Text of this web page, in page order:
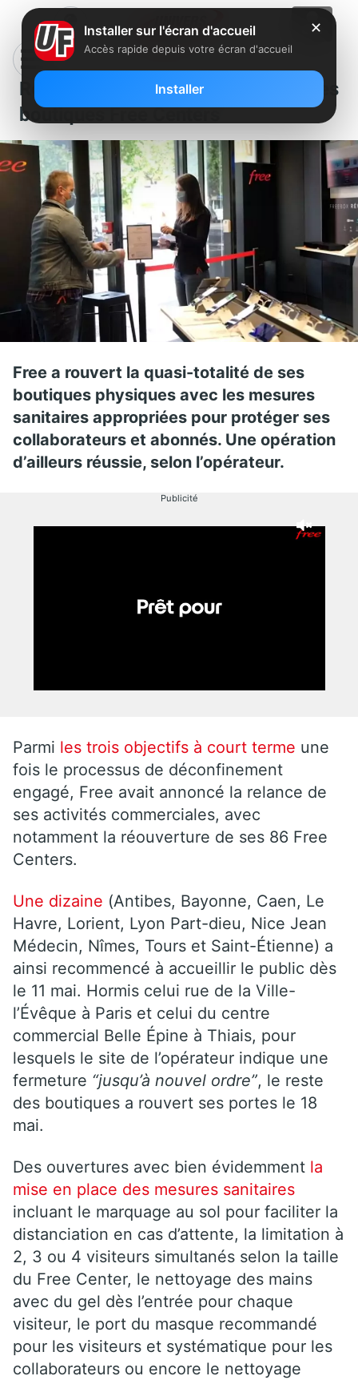
Réouverture réussie pour les
boutiques Free Centers
Free a rouvert la quasi-totalité de ses
boutiques physiques avec les mesures
sanitaires appropriées pour protéger ses
collaborateurs et abonnés. Une opération
d’ailleurs réussie, selon l’opérateur.
Publicité
Parmi les trois objectifs à court terme une
fois le processus de déconfinement
engagé, Free avait annoncé la relance de
ses activités commerciales, avec
notamment la réouverture de ses 86 Free
Centers.
Une dizaine (Antibes, Bayonne, Caen, Le
Havre, Lorient, Lyon Part-dieu, Nice Jean
Médecin, Nîmes, Tours et Saint-Étienne) a
ainsi recommencé à accueillir le public dès
le 11 mai. Hormis celui rue de la Ville-
l’Évêque à Paris et celui du centre
commercial Belle Épine à Thiais, pour
lesquels le site de l’opérateur indique une
fermeture “jusqu’à nouvel ordre”, le reste
des boutiques a rouvert ses portes le 18
mai.
Des ouvertures avec bien évidemment la
mise en place des mesures sanitaires
incluant le marquage au sol pour faciliter la
distanciation en cas d’attente, la limitation à
2, 3 ou 4 visiteurs simultanés selon la taille
du Free Center, le nettoyage des mains
avec du gel dès l’entrée pour chaque
visiteur, le port du masque recommandé
pour les visiteurs et systématique pour les
collaborateurs ou encore le nettoyage
✕
Installer sur l'écran d'accueil
Accès rapide depuis votre écran d'accueil
Installer